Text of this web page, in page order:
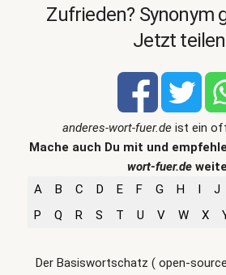
Zufrieden? Synonym
Jetzt
anderes-wort-fuer.deist ein
Mache auch Du mit und
wort-fuer.de
A
B C D E F G H I J
P
Q R S T U V W X
Der Basiswortschatz ( open-